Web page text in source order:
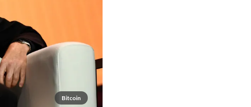
Bitcoin